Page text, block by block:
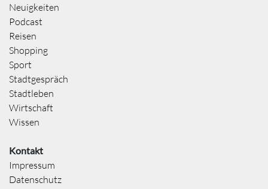
Neuigkeiten
Podcast
Reisen
Shopping
Sport
Stadtgespräch
Stadtleben
Wirtschaft
Wissen
Kontakt
Impressum
Datenschutz